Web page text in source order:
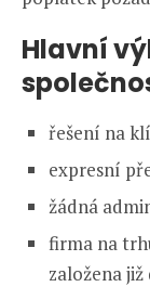
Hlavní
řešení na
expresní
žádná
firma na
založena